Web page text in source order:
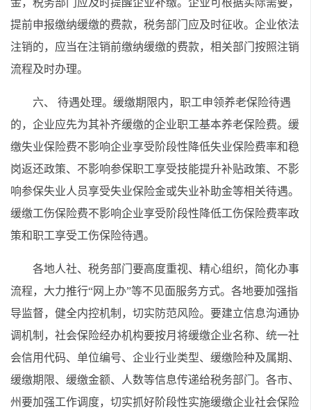
金，税务部门应及时提醒企业补缴。企业可根据实际需要，
提前申报缴纳缓缴的费款，税务部门应及时征收。企业依法
注销的，应当在注销前缴纳缓缴的费款，相关部门按照注销
流程及时办理。
六、 待遇处理。缓缴期限内，职工申领养老保险待遇
的，企业应先为其补齐缓缴的企业职工基本养老保险费。缓
缴失业保险费不影响企业享受阶段性降低失业保险费率和稳
岗返还政策、不影响参保职工享受技能提升补贴政策、不影
响参保失业人员享受失业保险金或失业补助金等相关待遇。
缓缴工伤保险费不影响企业享受阶段性降低工伤保险费率政
策和职工享受工伤保险待遇。
各地人社、税务部门要高度重视、精心组织，简化办事
流程，大力推行“网上办”等不见面服务方式。各地要加强指
导监督，健全内控机制，切实防范风险。要建立信息沟通协
调机制，社会保险经办机构要按月将缓缴企业名称、统一社
会信用代码、单位编号、企业行业类型、缓缴险种及属期、
缓缴期限、缓缴金额、人数等信息传递给税务部门。各市、
州要加强工作调度，切实抓好阶段性实施缓缴企业社会保险